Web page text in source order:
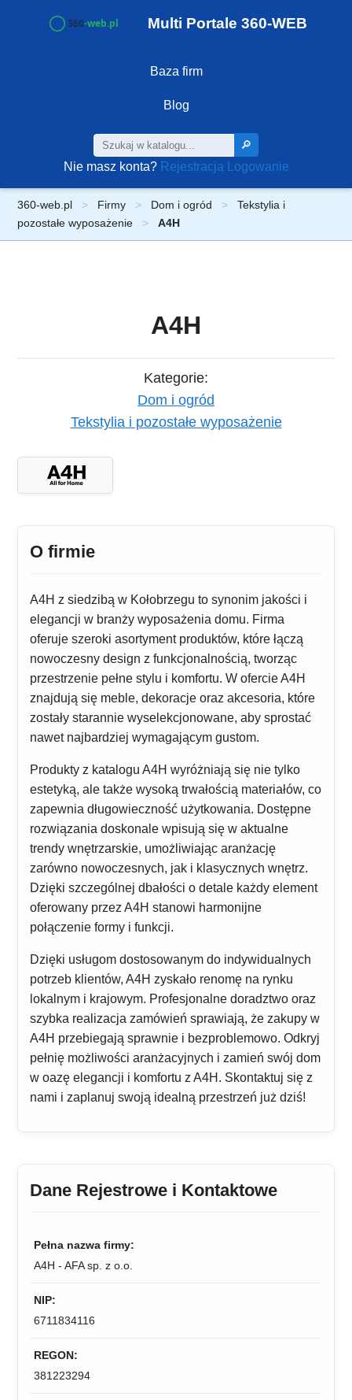
Multi Portale 360-WEB
Baza firm
Blog
🔎
Nie masz konta? Rejestracja Logowanie
360-web.pl Firmy Dom i ogród
Tekstylia i
pozostałe wyposażenie
A4H
A4H
Kategorie:
Dom i ogród
Tekstylia i pozostałe wyposażenie
O firmie
A4H z siedzibą w Kołobrzegu to synonim jakości i
elegancji w branży wyposażenia domu. Firma
oferuje szeroki asortyment produktów, które łączą
nowoczesny design z funkcjonalnością, tworząc
przestrzenie pełne stylu i komfortu. W ofercie A4H
znajdują się meble, dekoracje oraz akcesoria, które
zostały starannie wyselekcjonowane, aby sprostać
nawet najbardziej wymagającym gustom.
Produkty z katalogu A4H wyróżniają się nie tylko
estetyką, ale także wysoką trwałością materiałów, co
zapewnia długowieczność użytkowania. Dostępne
rozwiązania doskonale wpisują się w aktualne
trendy wnętrzarskie, umożliwiając aranżację
zarówno nowoczesnych, jak i klasycznych wnętrz.
Dzięki szczególnej dbałości o detale każdy element
oferowany przez A4H stanowi harmonijne
połączenie formy i funkcji.
Dzięki usługom dostosowanym do indywidualnych
potrzeb klientów, A4H zyskało renomę na rynku
lokalnym i krajowym. Profesjonalne doradztwo oraz
szybka realizacja zamówień sprawiają, że zakupy w
A4H przebiegają sprawnie i bezproblemowo. Odkryj
pełnię możliwości aranżacyjnych i zamień swój dom
w oazę elegancji i komfortu z A4H. Skontaktuj się z
nami i zaplanuj swoją idealną przestrzeń już dziś!
Dane Rejestrowe i Kontaktowe
Pełna nazwa firmy:
A4H - AFA sp. z o.o.
NIP:
6711834116
REGON:
381223294